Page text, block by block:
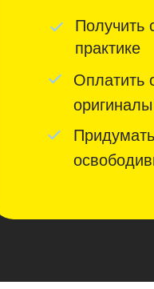
Получить
практике
Оплатить
оригиналы